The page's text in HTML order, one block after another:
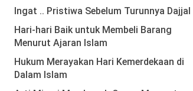
Ingat .. Pristiwa Sebelum Turunnya Dajjal
Hari-hari Baik untuk Membeli Barang
Menurut Ajaran Islam
Hukum Merayakan Hari Kemerdekaan di
Dalam Islam